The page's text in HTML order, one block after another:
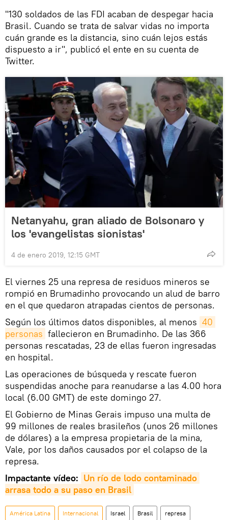
"130 soldados de las FDI acaban de despegar hacia
Brasil. Cuando se trata de salvar vidas no importa
cuán grande es la distancia, sino cuán lejos estás
dispuesto a ir", publicó el ente en su cuenta de
Twitter.
Netanyahu, gran aliado de Bolsonaro y
los 'evangelistas sionistas'
4 de enero 2019, 12:15 GMT
El viernes 25 una represa de residuos mineros se
rompió en Brumadinho provocando un alud de barro
en el que quedaron atrapadas cientos de personas.
Según los últimos datos disponibles, al menos 40
personas fallecieron en Brumadinho. De las 366
personas rescatadas, 23 de ellas fueron ingresadas
en hospital.
Las operaciones de búsqueda y rescate fueron
suspendidas anoche para reanudarse a las 4.00 hora
local (6.00 GMT) de este domingo 27.
El Gobierno de Minas Gerais impuso una multa de
99 millones de reales brasileños (unos 26 millones
de dólares) a la empresa propietaria de la mina,
Vale, por los daños causados por el colapso de la
represa.
Impactante vídeo: Un río de lodo contaminado
arrasa todo a su paso en Brasil
América Latina Internacional Israel Brasil represa